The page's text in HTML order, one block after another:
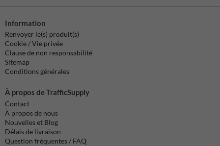
Information
Renvoyer le(s) produit(s)
Cookie / Vie privée
Clause de non responsabilité
Sitemap
Conditions générales
À propos de TrafficSupply
Contact
À propos de nous
Nouvelles et Blog
Délais de livraison
Question fréquentes / FAQ